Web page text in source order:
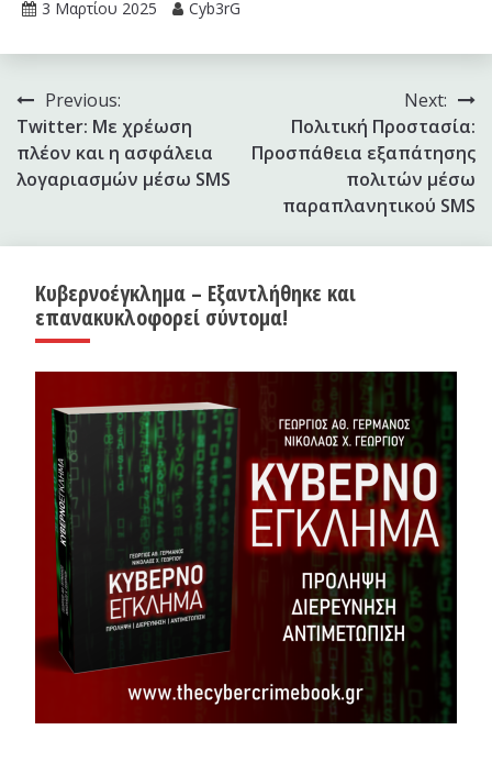
3 Μαρτίου 2025 Cyb3rG
Πλοήγηση
άρθρων
Previous:
Twitter: Με χρέωση
πλέον και η ασφάλεια
λογαριασμών μέσω SMS
Next:
Πολιτική Προστασία:
Προσπάθεια εξαπάτησης
πολιτών μέσω
παραπλανητικού SMS
Κυβερνοέγκλημα – Εξαντλήθηκε και
επανακυκλοφορεί σύντομα!